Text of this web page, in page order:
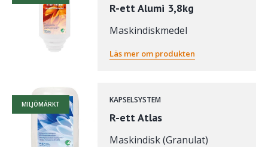
R-ett Alumi 3,8kg
Maskindiskmedel
Läs mer om produkten
MILJÖMÄRKT KAPSELSYSTEM
R-ett Atlas
Maskindisk (Granulat)